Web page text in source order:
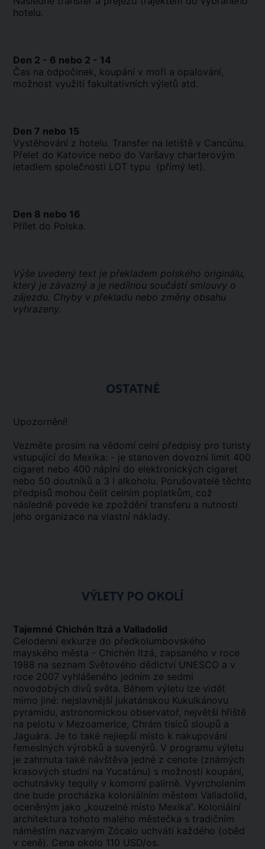
hotelu.
Den 2 - 6 nebo 2 - 14
Čas na odpočinek, koupání v moři a opalování,
možnost využití fakultativních výletů atd.
Den 7 nebo 15
Vystěhování z hotelu. Transfer na letiště v Cancúnu.
Přelet do Katovice nebo do Varšavy charterovým
letadlem společnosti LOT typu (přímý let).
Den 8 nebo 16
Přílet do Polska.
Výše uvedený text je překladem polského originálu,
který je závazný a je nedílnou součástí smlouvy o
zájezdu. Chyby v překladu nebo změny obsahu
vyhrazeny.
OSTATNÉ
Upozornění!
Vezměte prosím na vědomí celní předpisy pro turisty
vstupující do Mexika: - je stanoven dovozní limit 400
cigaret nebo 400 náplní do elektronických cigaret
nebo 50 doutníků a 3 l alkoholu. Porušovatelé těchto
předpisů mohou čelit celním poplatkům, což
následně povede ke zpoždění transferu a nutnosti
jeho organizace na vlastní náklady.
VÝLETY PO OKOLÍ
Tajemné Chichén Itzá a Valladolid
Celodenní exkurze do předkolumbovského
mayského města - Chichén Itzá, zapsaného v roce
1988 na seznam Světového dědictví UNESCO a v
roce 2007 vyhlášeného jedním ze sedmi
novodobých divů světa. Během výletu lze vidět
mimo jiné: nejslavnější jukatánskou Kukulkánovu
pyramidu, astronomickou observatoř, největší hřiště
na pelotu v Mezoamerice, Chrám tisíců sloupů a
Jaguára. Je to také nejlepší místo k nakupování
řemeslných výrobků a suvenýrů. V programu výletu
je zahrnuta také návštěva jedné z cenote (známých
krasových studní na Yucatánu) s možností koupání,
ochutnávky tequily v komorní palírně. Vyvrcholením
dne bude procházka koloniálním městem Valladolid,
oceněným jako „kouzelné místo Mexika“. Koloniální
architektura tohoto malého městečka s tradičním
náměstím nazvaným Zócalo uchvátí každého (oběd
v ceně). Cena okolo 110 USD/os.